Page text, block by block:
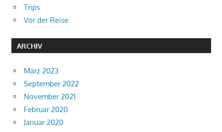
Trips
Vor der Reise
ARCHIV
März 2023
September 2022
November 2021
Februar 2020
Januar 2020